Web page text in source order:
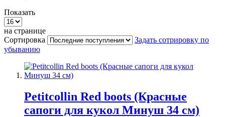
Показать
на странице
Сортировка
Задать сотрировку по
убыванию
Petitcollin Red boots (Красные
сапоги для кукол Минуш 34 см)